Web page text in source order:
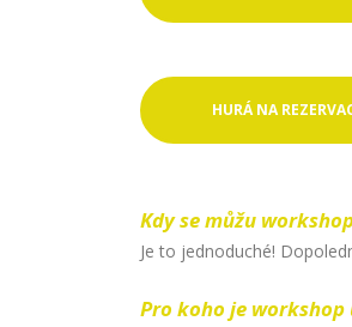
HURÁ NA
Kdy se můžu
Je to jednoduché!
Pro koho je workshop